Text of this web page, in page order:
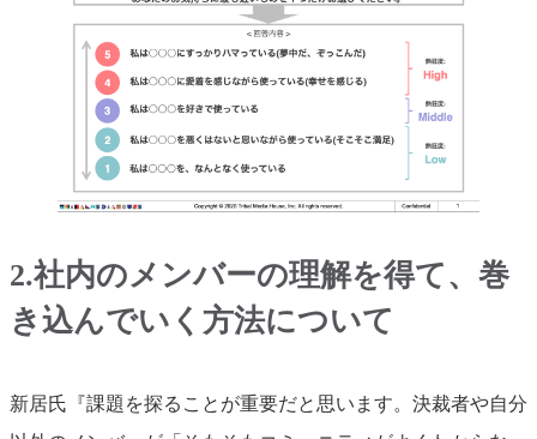
2.社内のメンバーの理解を得て、巻
き込んでいく方法について
新居氏『課題を探ることが重要だと思います。決裁者や自分